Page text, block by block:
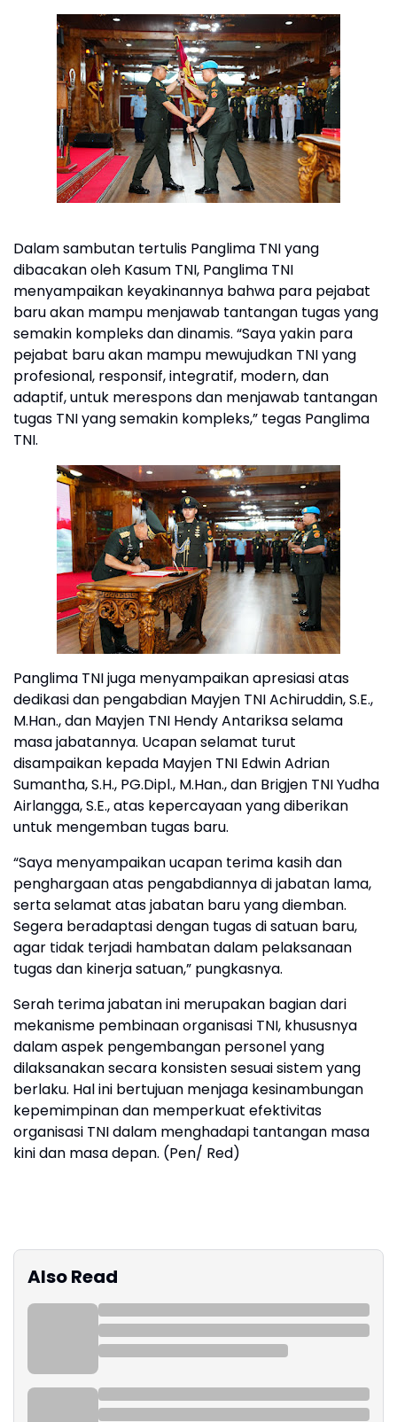
Dalam sambutan tertulis Panglima TNI yang
dibacakan oleh Kasum TNI, Panglima TNI
menyampaikan keyakinannya bahwa para pejabat
baru akan mampu menjawab tantangan tugas yang
semakin kompleks dan dinamis. “Saya yakin para
pejabat baru akan mampu mewujudkan TNI yang
profesional, responsif, integratif, modern, dan
adaptif, untuk merespons dan menjawab tantangan
tugas TNI yang semakin kompleks,” tegas Panglima
TNI.
Panglima TNI juga menyampaikan apresiasi atas
dedikasi dan pengabdian Mayjen TNI Achiruddin, S.E.,
M.Han., dan Mayjen TNI Hendy Antariksa selama
masa jabatannya. Ucapan selamat turut
disampaikan kepada Mayjen TNI Edwin Adrian
Sumantha, S.H., PG.Dipl., M.Han., dan Brigjen TNI Yudha
Airlangga, S.E., atas kepercayaan yang diberikan
untuk mengemban tugas baru.
“Saya menyampaikan ucapan terima kasih dan
penghargaan atas pengabdiannya di jabatan lama,
serta selamat atas jabatan baru yang diemban.
Segera beradaptasi dengan tugas di satuan baru,
agar tidak terjadi hambatan dalam pelaksanaan
tugas dan kinerja satuan,” pungkasnya.
Serah terima jabatan ini merupakan bagian dari
mekanisme pembinaan organisasi TNI, khususnya
dalam aspek pengembangan personel yang
dilaksanakan secara konsisten sesuai sistem yang
berlaku. Hal ini bertujuan menjaga kesinambungan
kepemimpinan dan memperkuat efektivitas
organisasi TNI dalam menghadapi tantangan masa
kini dan masa depan. (Pen/ Red)
Also Read